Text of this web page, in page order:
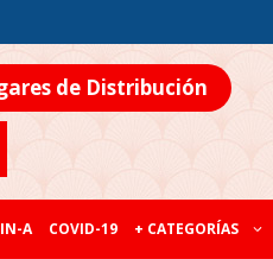
de Distribución
A COVID-19 + CATEGORÍAS